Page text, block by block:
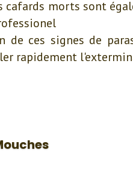
cafards morts sont
de ces signes de
rapidement